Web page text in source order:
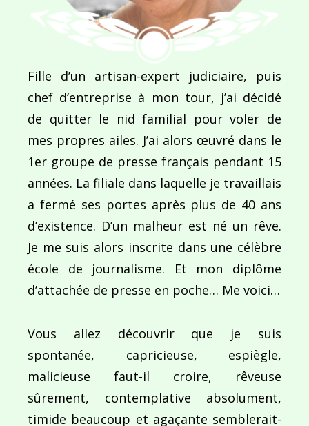
Ce site utilise Akismet pour réduire les
commentaires sont traitées.
Navigation
l’article
PUBLIÉ DANS
Maires et fier(es) de l’être !
Fille d’un artisan-expert judiciaire, puis
chef d’entreprise à mon tour, j’ai décidé
de quitter le nid familial pour voler de
mes propres ailes. J’ai alors œuvré dans le
1er groupe de presse français pendant 15
années. La filiale dans laquelle je travaillais
a fermé ses portes après plus de 40 ans
d’existence. D’un malheur est né un rêve.
Je me suis alors inscrite dans une célèbre
école de journalisme. Et mon diplôme
d’attachée de presse en poche… Me voici…
Vous allez découvrir que je suis
spontanée, capricieuse, espiègle,
malicieuse faut-il croire, rêveuse
sûrement, contemplative absolument,
timide beaucoup et agaçante semblerait-